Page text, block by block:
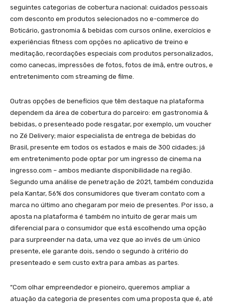
seguintes categorias de cobertura nacional: cuidados pessoais
com desconto em produtos selecionados no e-commerce do
Boticário, gastronomia & bebidas com cursos online, exercícios e
experiências fitness com opções no aplicativo de treino e
meditação, recordações especiais com produtos personalizados,
como canecas, impressões de fotos, fotos de ímã, entre outros, e
entretenimento com streaming de filme.
Outras opções de benefícios que têm destaque na plataforma
dependem da área de cobertura do parceiro: em gastronomia &
bebidas, o presenteado pode resgatar, por exemplo, um voucher
no Zé Delivery; maior especialista de entrega de bebidas do
Brasil, presente em todos os estados e mais de 300 cidades; já
em entretenimento pode optar por um ingresso de cinema na
ingresso.com – ambos mediante disponibilidade na região.
Segundo uma análise de penetração de 2021, também conduzida
pela Kantar, 56% dos consumidores que tiveram contato com a
marca no último ano chegaram por meio de presentes. Por isso, a
aposta na plataforma é também no intuito de gerar mais um
diferencial para o consumidor que está escolhendo uma opção
para surpreender na data, uma vez que ao invés de um único
presente, ele garante dois, sendo o segundo à critério do
presenteado e sem custo extra para ambas as partes.
“Com olhar empreendedor e pioneiro, queremos ampliar a
atuação da categoria de presentes com uma proposta que é, até